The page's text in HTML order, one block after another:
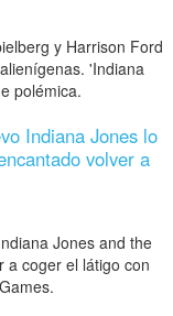
y Harrison Ford
'Indiana
polémica.
Indiana Jones lo
volver a
Jones and the
a coger el látigo con